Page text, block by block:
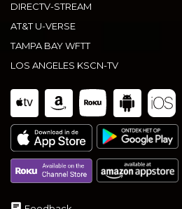
DIRECTV-STREAM
AT&T U-VERSE
TAMPA BAY WFTT
LOS ANGELES KSCN-TV